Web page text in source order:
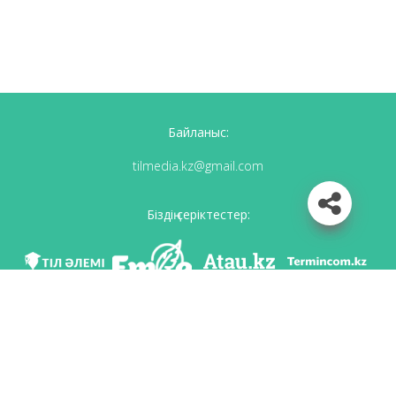
Байланыс:
tilmedia.kz@gmail.com
Біздің серіктестер: